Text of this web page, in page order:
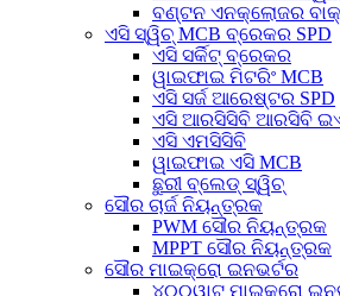
ବଣ୍ଟନ ଏନକ୍ଲୋଜର
ଏସି ସ୍ୱିଚ୍ MCB ବ୍ରେକର SPD
ଏସି ସର୍କିଟ୍ ବ୍ରେକର
ୱାଇଫାଇ ମିଟରିଂ MCB
ଏସି ସର୍ଜ ଆରେଷ୍ଟର SPD
ଏସି ଆରସିସିବି ଆରସିବି
ଏସି ଏମସିସିବି
ୱାଇଫାଇ ଏସି MCB
ଛୁରୀ ବ୍ଲେଡ୍ ସ୍ୱିଚ୍
ସୌର ଚାର୍ଜ ନିୟନ୍ତ୍ରକ
PWM ସୌର ନିୟନ୍ତ୍ରକ
MPPT ସୌର ନିୟନ୍ତ୍ରକ
ସୌର ମାଇକ୍ରୋ ଇନଭର୍ଟର
୪୦୦ୱାଟ୍ ମାଇକ୍ରୋ